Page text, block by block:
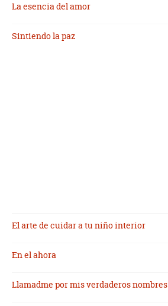
La esencia del amor
Sintiendo la paz
El arte de cuidar a tu niño interior
En el ahora
Llamadme por mis verdaderos nombres